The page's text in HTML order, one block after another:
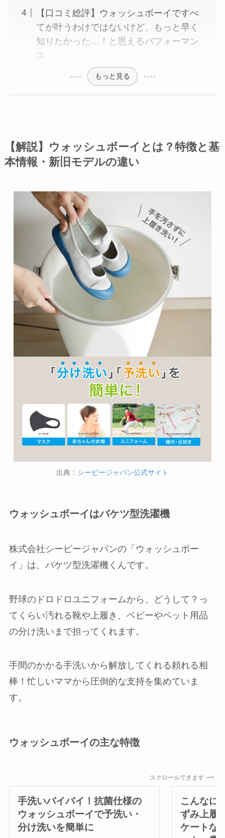
【口コミ総評】ウォッシュボーイですべ
てが叶うわけではないけど、もっと早く
知りたかった…！と思えるパフォーマン
ス
もっと見る
【解説】ウォッシュボーイとは？特徴と基
本情報・新旧モデルの違い
出典： シービージャパン公式サイト
ウォッシュボーイはバケツ型洗濯機
株式会社シービージャパンの「ウォッシュボー
イ」は、バケツ型洗濯機くんです。
野球のドロドロユニフォームから、どうして？っ
てくらい汚れる靴や上履き、ベビーやペット用品
の分け洗いまで担ってくれます。
手間のかかる手洗いから解放してくれる頼れる相
棒！忙しいママから圧倒的な支持を集めていま
す。
ウォッシュボーイの主な特徴
スクロールできます
手洗いバイバイ！抗菌仕様の
ウォッシュボーイで予洗い・
分け洗いを簡単に
こんなに
ずみ上履
ケートな